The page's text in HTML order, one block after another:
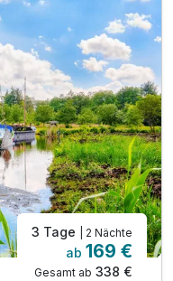
Stunden
Uhr
3 Tage | 2 Nächte
ab 169 €
Gesamt ab 338 €